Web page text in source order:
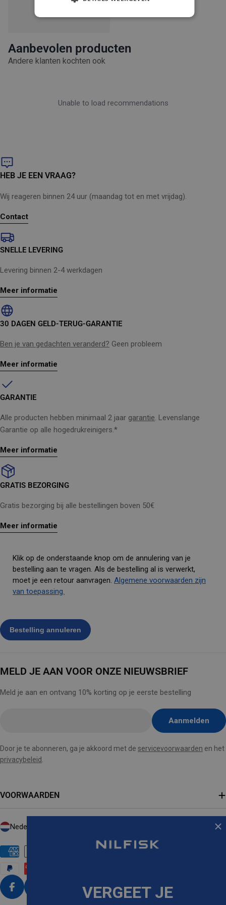
Aanbevolen producten
Andere klanten kochten ook
Unable to load recommendations
HEB JE EEN VRAAG?
Wij reageren binnen 24 uur (maandag tot en met vrijdag).
Contact
SNELLE LEVERING
Levering binnen 2-4 werkdagen
Meer informatie
30 DAGEN GELD-TERUG-GARANTIE
Ben je van gedachten veranderd? Geen probleem
Meer informatie
GARANTIE
Alle producten hebben minimaal 2 jaar garantie. Levenslange
Garantie op alle hogedrukreinigers.*
Meer informatie
GRATIS BEZORGING
Gratis bezorging bij alle bestellingen boven 50€
Meer informatie
Klik op de onderstaande knop om de annulering van je
bestelling aan te vragen. Als de bestelling al is verwerkt,
moet je een retour aanvragen. Algemene voorwaarden zijn
van toepassing.
MELD JE AAN VOOR ONZE NIEUWSBRIEF
Meld je aan en ontvang 10% korting op je eerste bestelling
invoegen
Aanmelden
Door je te abonneren, ga je akkoord met de servicevoorwaarden en het
privacybeleid
VOORWAARDEN
L
/
R
Facebook Youtube
VERGEET JE